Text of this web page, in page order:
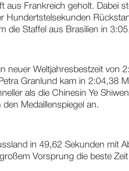
Frankreich geholt. Dabei
die Staffel aus Brasilien in
neuer Weltjahresbestzeit von
Granlund kam in 2:04,38
als die Chinesin Ye
Medaillenspiegel an.
in 49,62 Sekunden mit
Vorsprung die beste